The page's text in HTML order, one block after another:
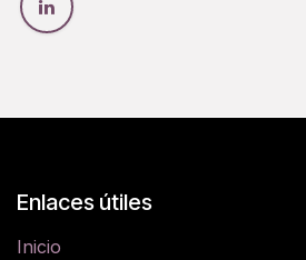
Enlaces útiles
Inicio